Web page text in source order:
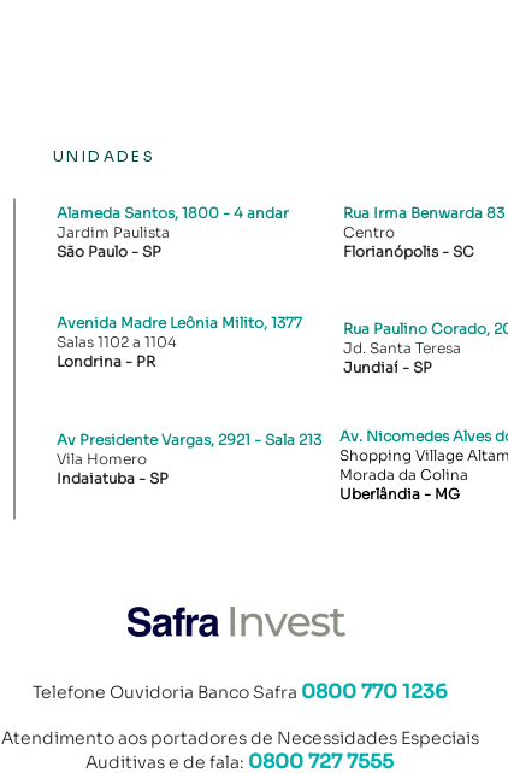
UNIDADES
Alameda Santos, 1800 - 4 andar
Jardim Paulista
São Paulo - SP
Avenida Madre Leônia Milito, 1377
Salas 1102 a 1104
Londrina - PR​
Rua Irma Benwarda 83
Centro
Florianópolis - SC​
Rua Paulino Corado,
Jd. Santa Teresa
Jundiaí - SP
Av Presidente Vargas, 2921 - Sala 213
Vila Homero
Indaiatuba - SP
Av. Nicomedes Alves
Shopping Village
Morada da Colina
Uberlândia - MG
Telefone Ouvidoria Banco Safra 0800 770 1236
Atendimento aos portadores de Necessidades Especiais
Auditivas e de fala: 0800 727 7555